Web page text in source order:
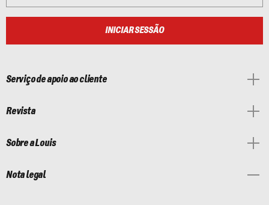
INICIAR SESSÃO
Serviço de apoio ao cliente
Revista
Sobre a Louis
Nota legal